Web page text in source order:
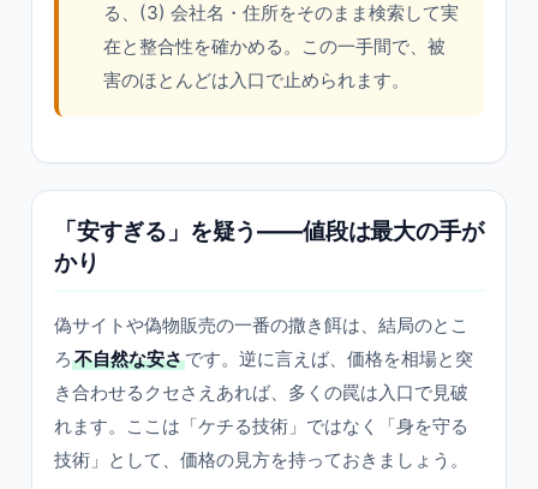
る、(3) 会社名・住所をそのまま検索して実
在と整合性を確かめる。この一手間で、被
害のほとんどは入口で止められます。
「安すぎる」を疑う——値段は最大の手が
かり
偽サイトや偽物販売の一番の撒き餌は、結局のとこ
ろ 不自然な安さです。逆に言えば、価格を相場と突
き合わせるクセさえあれば、多くの罠は入口で見破
れます。ここは「ケチる技術」ではなく「身を守る
技術」として、価格の見方を持っておきましょう。